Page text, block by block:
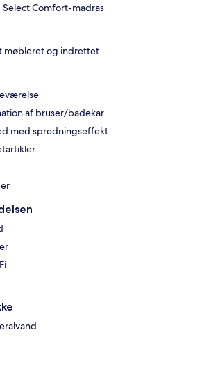
Select Comfort-madras
møbleret og indrettet
af bruser/badekar
med spredningseffekt